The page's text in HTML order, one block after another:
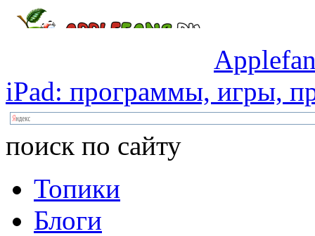
iPad: программы, игры,
поиск по сайту
Топики
Блоги